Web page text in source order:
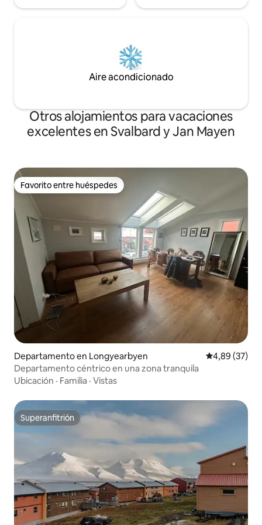
Aire acondicionado
Otros alojamientos para vacaciones
excelentes en Svalbard y Jan Mayen
Favorito entre huéspedes
Favorito entre huéspedes
Departamento en Longyearbyen Calificación
4,89 (37)
Departamento céntrico en una zona tranquila
Ubicación · Familia · Vistas
Superanfitrión
Superanfitrión